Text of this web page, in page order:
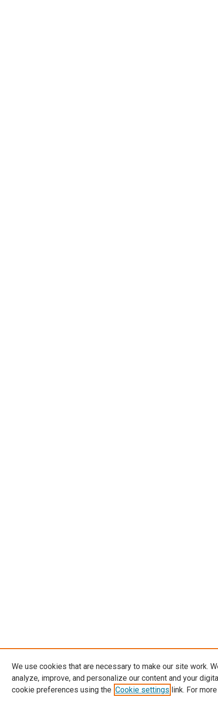
We use cookies that are necessary to make our site work.
analyze, improve, and personalize our content and your
cookie preferences using the Cookie settings link. For